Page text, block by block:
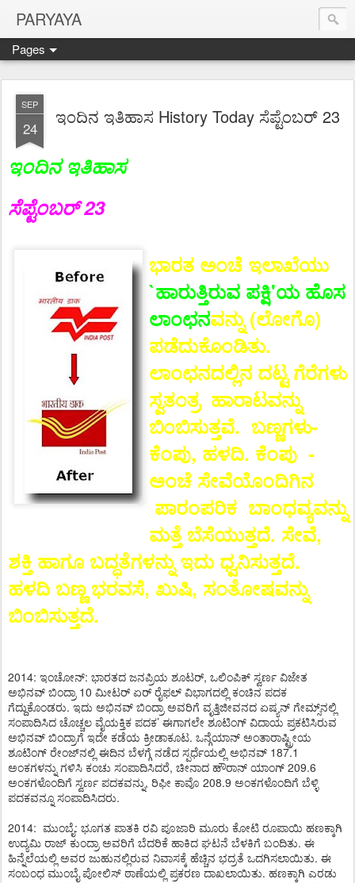
PARYAYA
Pages
SEP
24
ಇಂದಿನ ಇತಿಹಾಸ History Today ಸೆಪ್ಟೆಂಬರ್ 23
ಇಂದಿನ ಇತಿಹಾಸ
ಸೆಪ್ಟೆಂಬರ್ 23
ಭಾರತ ಅಂಚೆ ಇಲಾಖೆಯು
`ಹಾರುತ್ತಿರುವ ಪಕ್ಷಿ'ಯ ಹೊಸ
ಲಾಂಛನವನ್ನು (ಲೋಗೊ)
ಪಡೆದುಕೊಂಡಿತು.
ಲಾಂಛನದಲ್ಲಿನ ದಟ್ಟ ಗೆರೆಗಳು
ಸ್ವತಂತ್ರ ಹಾರಾಟವನ್ನು
ಬಿಂಬಿಸುತ್ತವೆ. ಬಣ್ಣಗಳು-
ಕೆಂಪು, ಹಳದಿ. ಕೆಂಪು -
ಅಂಚೆ ಸೇವೆಯೊಂದಿಗಿನ
ಪಾರಂಪರಿಕ ಬಾಂಧವ್ಯವನ್ನು
ಮತ್ತೆ ಬೆಸೆಯುತ್ತದೆ. ಸೇವೆ,
ಶಕ್ತಿ ಹಾಗೂ ಬದ್ಧತೆಗಳನ್ನು ಇದು ಧ್ವನಿಸುತ್ತದೆ.
ಹಳದಿ ಬಣ್ಣ ಭರವಸೆ, ಖುಷಿ, ಸಂತೋಷವನ್ನು
ಬಿಂಬಿಸುತ್ತದೆ.
2014: ಇಂಚೋನ್: ಭಾರತದ ಜನಪ್ರಿಯ ಶೂಟರ್, ಒಲಿಂಪಿಕ್ ಸ್ವರ್ಣ ವಿಜೇತ
ಅಭಿನವ್ ಬಿಂದ್ರಾ 10 ಮೀಟರ್ ಏರ್ ರೈಫಲ್ ವಿಭಾಗದಲ್ಲಿ ಕಂಚಿನ ಪದಕ
ಗೆದ್ದುಕೊಂಡರು. ಇದು ಅಭಿನವ್ ಬಿಂದ್ರಾ ಅವರಿಗೆ ವೃತ್ತಿಜೀವನದ ಏಷ್ಯನ್ ಗೇಮ್ಸ್​ನಲ್ಲಿ
ಸಂಪಾದಿಸಿದ ಚೊಚ್ಚಲ ವೈಯಕ್ತಿಕ ಪದಕ’ ಈಗಾಗಲೇ ಶೂಟಿಂಗ್ ವಿದಾಯ ಪ್ರಕಟಿಸಿರುವ
ಅಭಿನವ್ ಬಿಂದ್ರಾಗೆ ಇದೇ ಕಡೆಯ ಕ್ರೀಡಾಕೂಟ. ಒನ್ಗೆಯಾನ್ ಅಂತಾರಾಷ್ಟ್ರೀಯ
ಶೂಟಿಂಗ್ ರೇಂಜ್​ನಲ್ಲಿ ಈದಿನ ಬೆಳಗ್ಗೆ ನಡೆದ ಸ್ಪರ್ಧೆಯಲ್ಲಿ ಅಭಿನವ್ 187.1
ಅಂಕಗಳನ್ನು ಗಳಿಸಿ ಕಂಚು ಸಂಪಾದಿಸಿದರೆ, ಚೀನಾದ ಹೌರಾನ್ ಯಾಂಗ್ 209.6
ಅಂಕಗಳೊಂದಿಗೆ ಸ್ವರ್ಣ ಪದಕವನ್ನು, ರಿಫೀ ಕಾವೊ 208.9 ಅಂಕಗಳೊಂದಿಗೆ ಬೆಳ್ಳಿ
ಪದಕವನ್ನೂ ಸಂಪಾದಿಸಿದರು.
2014: ಮುಂಬೈ: ಭೂಗತ ಪಾತಕಿ ರವಿ ಪೂಜಾರಿ ಮೂರು ಕೋಟಿ ರೂಪಾಯಿ ಹಣಕ್ಕಾಗಿ
ಉದ್ಯಮಿ ರಾಜ್ ಕುಂದ್ರಾ ಅವರಿಗೆ ಬೆದರಿಕೆ ಹಾಕಿದ ಘಟನೆ ಬೆಳಕಿಗೆ ಬಂದಿತು. ಈ
ಹಿನ್ನೆಲೆಯಲ್ಲಿ ಅವರ ಜುಹುನಲ್ಲಿರುವ ನಿವಾಸಕ್ಕೆ ಹೆಚ್ಚಿನ ಭದ್ರತೆ ಒದಗಿಸಲಾಯಿತು. ಈ
ಸಂಬಂಧ ಮುಂಬೈ ಪೋಲಿಸ್ ಠಾಣೆಯಲ್ಲಿ ಪ್ರಕರಣ ದಾಖಲಾಯಿತು. ಹಣಕ್ಕಾಗಿ ಎರಡು